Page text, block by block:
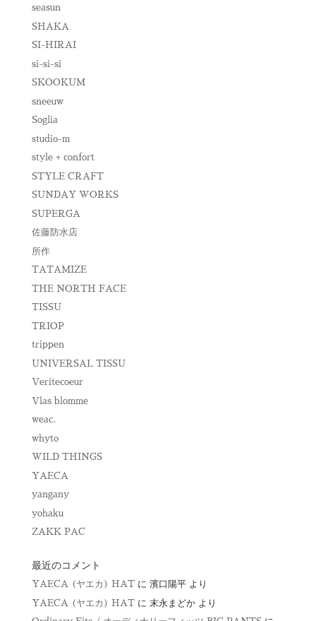
seasun
SHAKA
SI-HIRAI
si-si-si
SKOOKUM
sneeuw
Soglia
studio-m
style + confort
STYLE CRAFT
SUNDAY WORKS
SUPERGA
佐藤防水店
所作
TATAMIZE
THE NORTH FACE
TISSU
TRIOP
trippen
UNIVERSAL TISSU
Veritecoeur
Vlas blomme
weac.
whyto
WILD THINGS
YAECA
yangany
yohaku
ZAKK PAC
最近のコメント
YAECA (ヤエカ) HATに 濱口陽平より
YAECA (ヤエカ) HATに 末永まどかより